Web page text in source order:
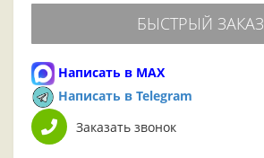
БЫСТРЫЙ ЗАКАЗ
Написать в MAX
Написать в Telegram
Заказать звонок